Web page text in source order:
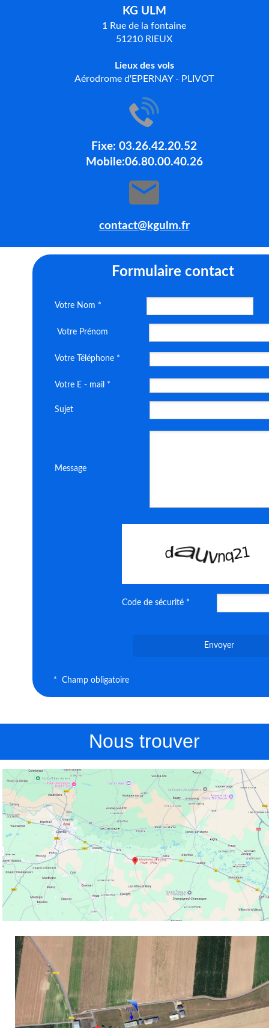
KG ULM
1 Rue de la fontaine
51210 RIEUX
Lieux des vols
Aérodrome d'EPERNAY - PLIVOT
Fixe: 03.26.42.20.52
Mobile:06.80.00.40.26
contact@kgulm.fr
Formulaire contact
Votre Nom *
Votre Prénom
Votre Téléphone *
Votre E - mail *
Sujet
Message
Code de sécurité *
Envoyer
* Champ obligatoire
Nous trouver